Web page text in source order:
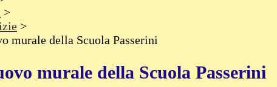
>
>
murale della Scuola Passerini
murale della Scuola Passerini